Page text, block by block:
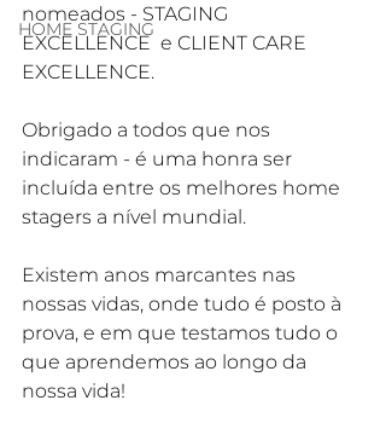
HOME STAGING
nomeados - STAGING
EXCELLENCE  e CLIENT CARE
EXCELLENCE.
Obrigado a todos que nos
indicaram - é uma honra ser
incluída entre os melhores home
stagers a nível mundial.
Existem anos marcantes nas
nossas vidas, onde tudo é posto à
prova, e em que testamos tudo o
que aprendemos ao longo da
nossa vida!